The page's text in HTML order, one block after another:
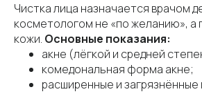
Чистка лица назначается врачом
косметологом не «по желанию», а
кожи. Основные показания:
акне (лёгкой и средней
комедональная форма акне;
расширенные и загрязнённые